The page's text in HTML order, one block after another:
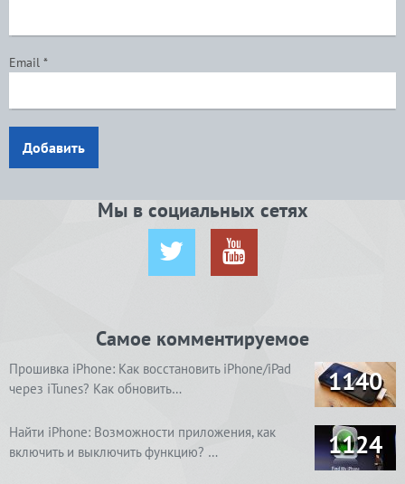
Email *
Добавить
Мы в социальных сетях
Самое комментируемое
Прошивка iPhone: Как восстановить iPhone/iPad
через iTunes? Как обновить…
1140
Найти iPhone: Возможности приложения, как
включить и выключить функцию? …
1124